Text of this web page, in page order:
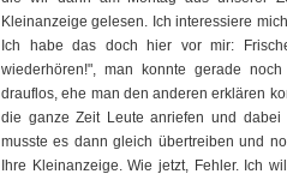
Kleinanzeige gelesen. Ich interessiere
Ich habe das doch hier vor mir:
wiederhören!", man konnte gerade
drauflos, ehe man den anderen erklären
die ganze Zeit Leute anriefen und
musste es dann gleich übertreiben und
Ihre Kleinanzeige. Wie jetzt, Fehler. Ich